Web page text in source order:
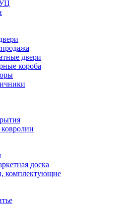
двери
короба
доска
комплектующие